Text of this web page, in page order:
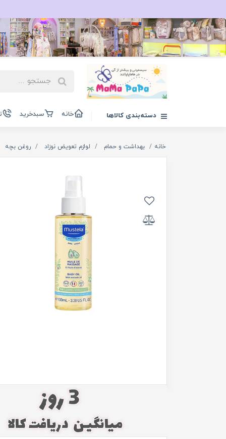
دسته‌بندی کالاها خانه سبدخرید
خانه بهداشت و حمام لوازم تعویض نوزاد روغن بچه